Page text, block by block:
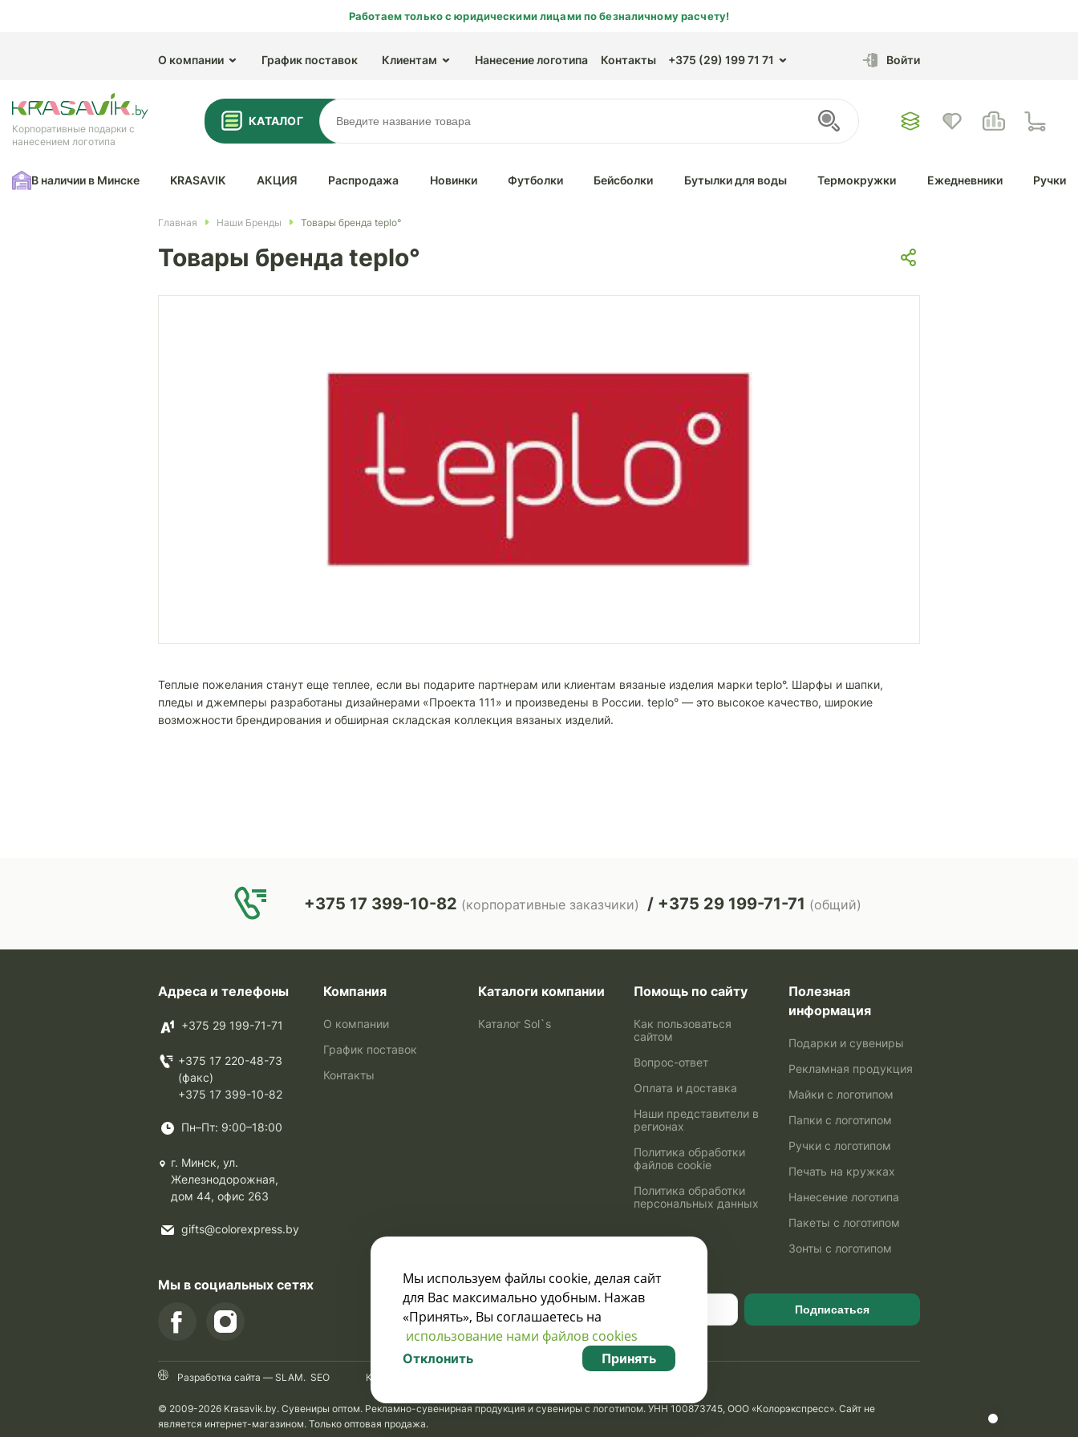
Работаем только с юридическими лицами по безналичному расчету!
О компании График поставок Клиентам Нанесение логотипа Контакты +375 (29) 199 71 71 Войти
Корпоративные подарки с
нанесением логотипа
КАТАЛОГ
В наличии в Минске KRASAVIK АКЦИЯ Распродажа Новинки Футболки Бейсболки Бутылки для воды Термокружки Ежедневники Ручки
Главная Наши Бренды Товары бренда teplo°
Товары бренда teplo°
Теплые пожелания станут еще теплее, если вы подарите партнерам или клиентам вязаные изделия марки teplo°. Шарфы и шапки,
пледы и джемперы разработаны дизайнерами «Проекта 111» и произведены в России. teplo° — это высокое качество, широкие
возможности брендирования и обширная складская коллекция вязаных изделий.
+375 17 399-10-82 (корпоративные заказчики) +375 29 199-71-71 (общий)
Адреса и телефоны
+375 29 199-71-71
+375 17 220-48-73
(факс)
+375 17 399-10-82
Пн–Пт: 9:00–18:00
г. Минск, ул.
Железнодорожная,
дом 44, офис 263
gifts@colorexpress.by
Компания
О компании
График поставок
Контакты
Каталоги компании
Каталог Sol`s
Помощь по сайту
Как пользоваться
сайтом
Вопрос-ответ
Оплата и доставка
Наши представители в
регионах
Политика обработки
файлов cookie
Политика обработки
персональных данных
Полезная
информация
Подарки и сувениры
Рекламная продукция
Майки с логотипом
Папки с логотипом
Ручки с логотипом
Печать на кружках
Нанесение логотипа
Пакеты с логотипом
Зонты с логотипом
Узнавайте о скидках
и акциях:
Подписаться
Мы в социальных сетях
Карта сайта
© 2009-2026 Krasavik.by. Сувениры оптом. Рекламно-сувенирная продукция и сувениры с логотипом. УНН 100873745, ООО «Колорэкспресс». Сайт не
является интернет-магазином. Только оптовая продажа.
Разработка сайта — SLAM. SEO
Мы используем файлы cookie, делая сайт
для Вас максимально удобным. Нажав
«Принять», Вы соглашаетесь на
использование нами файлов cookies
Отклонить Принять